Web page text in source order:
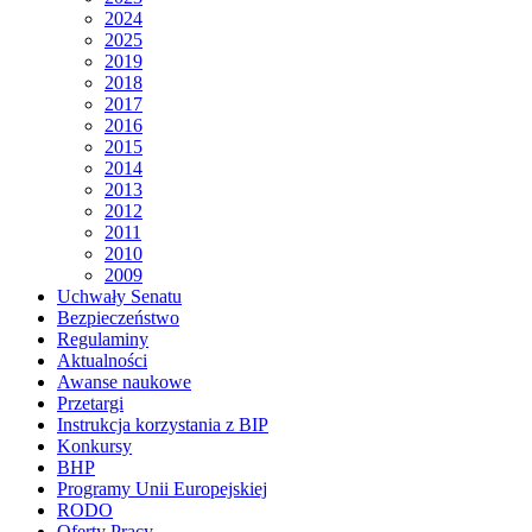
2024
2025
2019
2018
2017
2016
2015
2014
2013
2012
2011
2010
2009
Uchwały Senatu
Bezpieczeństwo
Regulaminy
Aktualności
Awanse naukowe
Przetargi
Instrukcja korzystania z BIP
Konkursy
BHP
Programy Unii Europejskiej
RODO